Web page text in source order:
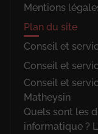
Mentions
Plan du site
Conseil et
Conseil et
Conseil et
Matheysin
Quels sont les
informatique ?